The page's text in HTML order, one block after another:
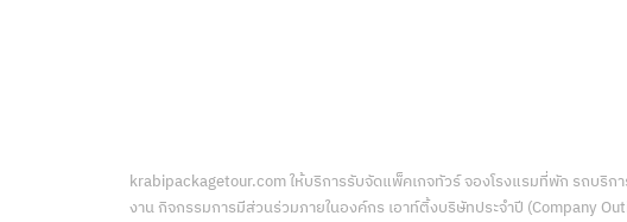
krabipackagetour.com ให้บริการรับจัดแพ็คเกจทัวร์ จองโรงแรมที่พัก รถบ
งาน กิจกรรมการมีส่วนร่วมภายในองค์กร เอาท์ติ้งบริษัทประจำปี (Company